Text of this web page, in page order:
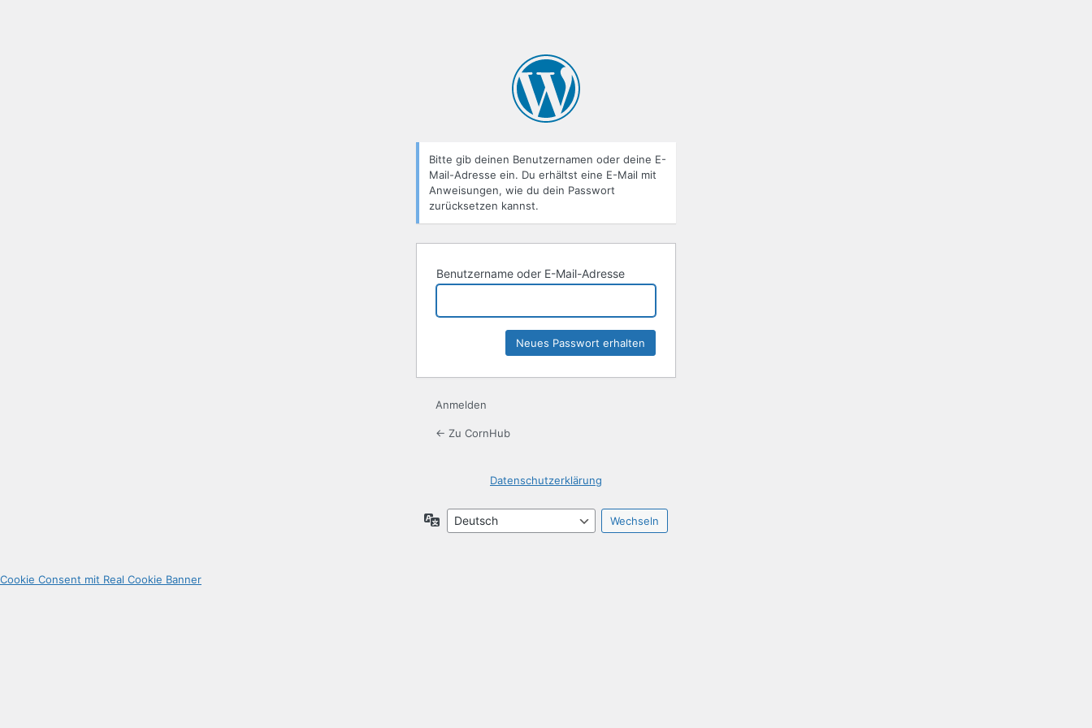
Bitte gib deinen Benutzernamen oder deine E-
Mail-Adresse ein. Du erhältst eine E-Mail mit
Anweisungen, wie du dein Passwort
zurücksetzen kannst.
Benutzername oder E-Mail-Adresse
Anmelden
← Zu CornHub
Datenschutzerklärung
Sprache
Cookie Consent mit Real Cookie Banner